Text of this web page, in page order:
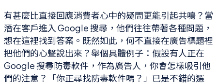
有甚麼比直接回應消費者心中的疑問更能引起共鳴？當
潛在客戶進入 Google 搜尋，他們往往帶著各種問題，
想在這裡找到答案。既然如此，何不直接在廣告標題裡
把他們的心聲說出來？舉個具體例子：假設有人正在
Google 搜尋防毒軟件，作為廣告人，你會怎樣吸引他
們的注意？「你正尋找防毒軟件嗎？」已是不錯的選